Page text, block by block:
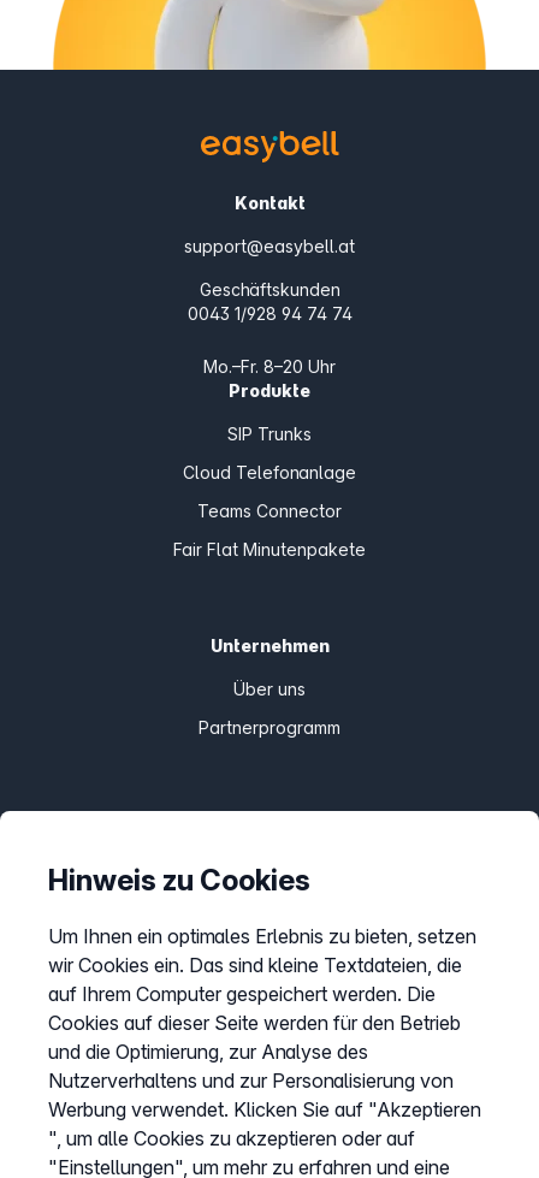
Kontakt
support@easybell.at
Geschäftskunden
0043 1/928 94 74 74
Mo.–Fr. 8–20 Uhr
Produkte
SIP Trunks
Cloud Telefonanlage
Teams Connector
Fair Flat Minutenpakete
Unternehmen
Über uns
Partnerprogramm
Preise
AGB
Datenschutz
Impressum
Cookies anpassen
Service
Hinweis zu Cookies
Um Ihnen ein optimales Erlebnis zu bieten, setzen
wir Cookies ein. Das sind kleine Textdateien, die
auf Ihrem Computer gespeichert werden. Die
Cookies auf dieser Seite werden für den Betrieb
und die Optimierung, zur Analyse des
Nutzerverhaltens und zur Personalisierung von
Werbung verwendet. Klicken Sie auf "Akzeptieren
", um alle Cookies zu akzeptieren oder auf
"Einstellungen", um mehr zu erfahren und eine